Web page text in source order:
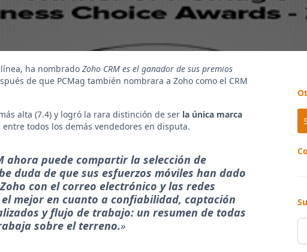
ha nombrado Zoho CRM es el ganador de sus premios
de que PCMag también nombrara a Zoho como el CRM
alta (7.4) y logró la rara distinción de ser la única marca
entre todos los demás vendedores en disputa.
ahora puede compartir la selección de
duda de que sus esfuerzos móviles han dado
con el correo electrónico y las redes
mejor en cuanto a confiabilidad, captación
y flujo de trabajo: un resumen de todas
sobre el terreno.»